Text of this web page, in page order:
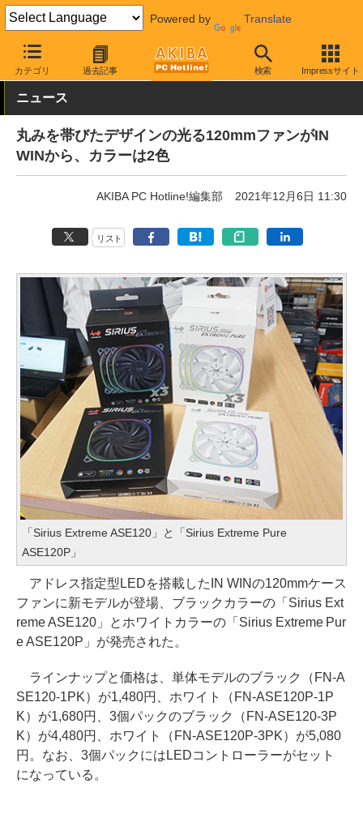
Powered by Translate
カテゴリ 過去記事 検索 Impressサイト
AKIBA PC Hotline! PCパーツ ファン関連製品 ケースファン
ニュース
丸みを帯びたデザインの光る120mmファンがIN
WINから、カラーは2色
AKIBA PC Hotline!編集部 2021年12月6日 11:30
リスト
「Sirius Extreme ASE120」と「Sirius Extreme Pure
ASE120P」
アドレス指定型LEDを搭載したIN WINの120mmケース
ファンに新モデルが登場、ブラックカラーの「Sirius Ext
reme ASE120」とホワイトカラーの「Sirius Extreme Pur
e ASE120P」が発売された。
ラインナップと価格は、単体モデルのブラック（FN-A
SE120-1PK）が1,480円、ホワイト（FN-ASE120P-1P
K）が1,680円、3個パックのブラック（FN-ASE120-3P
K）が4,480円、ホワイト（FN-ASE120P-3PK）が5,080
円。なお、3個パックにはLEDコントローラーがセット
になっている。